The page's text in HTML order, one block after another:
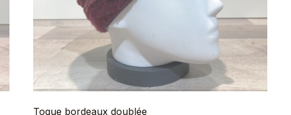
Toque bordeaux doublée